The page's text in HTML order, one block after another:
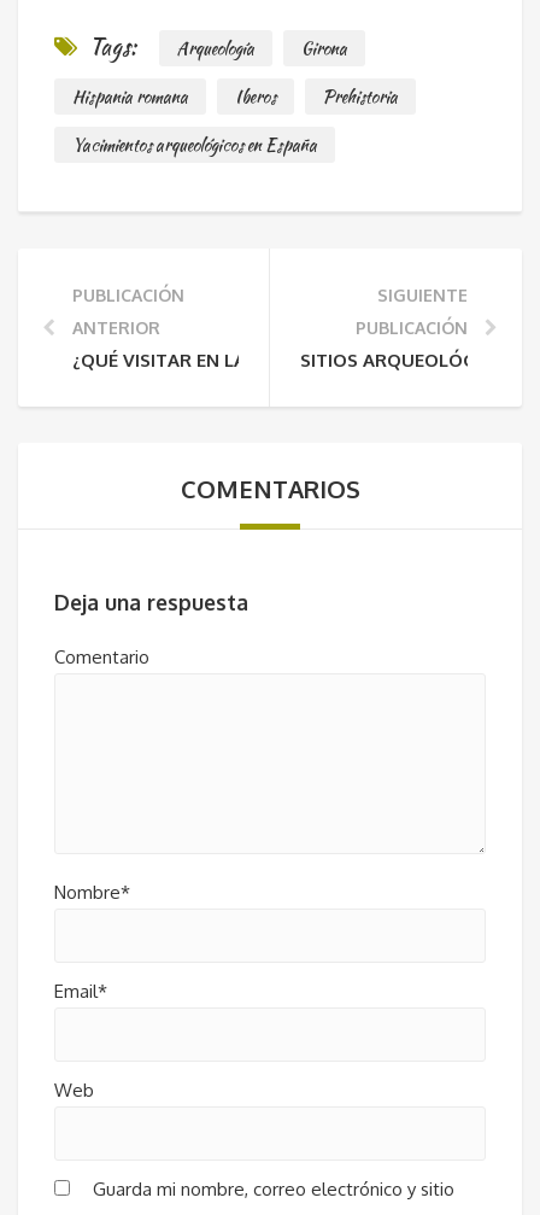
Tags: Arqueología
Girona
Hispania romana
Iberos
Prehistoria
Yacimientos arqueológicos en España
PUBLICACIÓN
ANTERIOR
¿QUÉ VISITAR EN LA BÉTICA ROMANA?
SIGUIENTE
PUBLICACIÓN
SITIOS ARQUEOLÓGICOS
COMENTARIOS
Deja una respuesta
Comentario
Nombre*
Email*
Web
Guarda mi nombre, correo electrónico y sitio